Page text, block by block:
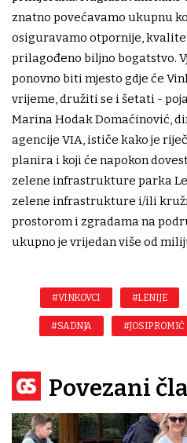
znatno povećavamo ukupnu
osiguravamo otpornije,
prilagođeno biljno bogatstvo.
ponovno biti mjesto gdje će
vrijeme, družiti se i šetati -
Marina Hodak Domaćinović,
agencije VIA, ističe kako je
planira i koji će napokon
zelene infrastrukture parka
zelene infrastrukture i/ili
prostorom i zgradama na
ukupno je vrijedan više od
#VINKOVCI #LENIJE
#SADNJA #JOSIP ROMIĆ
Povezani